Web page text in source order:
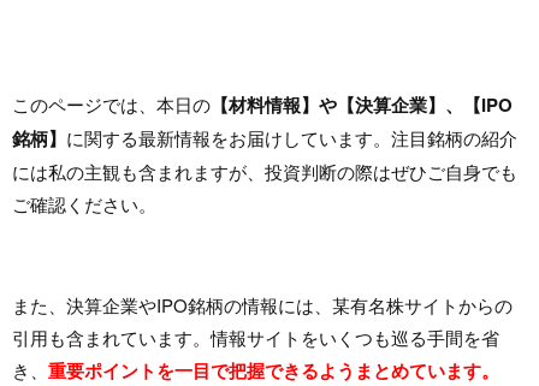
このページでは、本日の 【材料情報】や【決算企業】、【IPO
銘柄】 に関する最新情報をお届けしています。注目銘柄の紹介
には私の主観も含まれますが、投資判断の際はぜひご自身でも
ご確認ください。
また、決算企業やIPO銘柄の情報には、某有名株サイトからの
引用も含まれています。情報サイトをいくつも巡る手間を省
き、 重要ポイントを一目で把握できるようまとめています。